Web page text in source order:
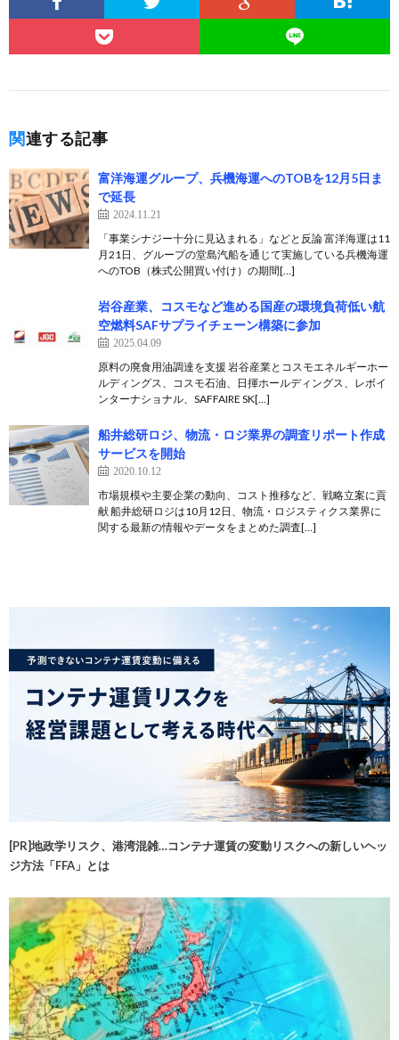
関連する記事
富洋海運グループ、兵機海運へのTOBを12月5日ま
で延長
2024.11.21
「事業シナジー十分に見込まれる」などと反論 富洋海運は11
月21日、グループの堂島汽船を通じて実施している兵機海運
へのTOB（株式公開買い付け）の期間[…]
岩谷産業、コスモなど進める国産の環境負荷低い航
空燃料SAFサプライチェーン構築に参加
2025.04.09
原料の廃食用油調達を支援 岩谷産業とコスモエネルギーホー
ルディングス、コスモ石油、日揮ホールディングス、レボイ
ンターナショナル、SAFFAIRE SK[…]
船井総研ロジ、物流・ロジ業界の調査リポート作成
サービスを開始
2020.10.12
市場規模や主要企業の動向、コスト推移など、戦略立案に貢
献 船井総研ロジは10月12日、物流・ロジスティクス業界に
関する最新の情報やデータをまとめた調査[…]
[PR]地政学リスク、港湾混雑…コンテナ運賃の変動リスクへの新しいヘッ
ジ方法「FFA」とは